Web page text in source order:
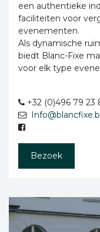
een authentieke
faciliteiten voor
evenementen.
Als dynamische
biedt Blanc-Fixe
voor elk type
+32 (0)496 79 23
Bezoek